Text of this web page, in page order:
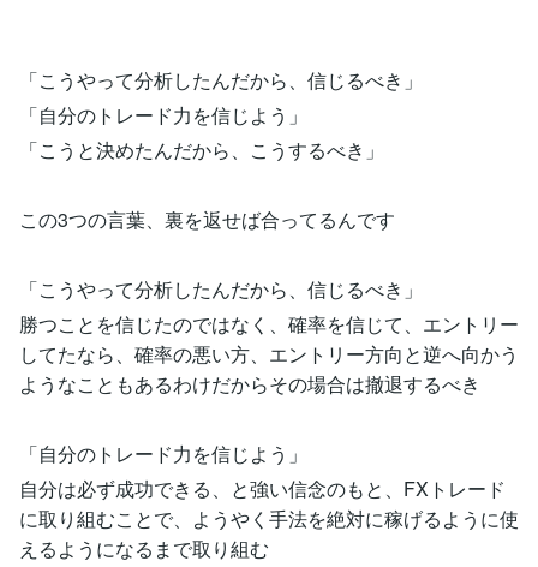
「こうやって分析したんだから、信じるべき」
「自分のトレード力を信じよう」
「こうと決めたんだから、こうするべき」
この3つの言葉、裏を返せば合ってるんです
「こうやって分析したんだから、信じるべき」
勝つことを信じたのではなく、確率を信じて、エントリー
してたなら、確率の悪い方、エントリー方向と逆へ向かう
ようなこともあるわけだからその場合は撤退するべき
「自分のトレード力を信じよう」
自分は必ず成功できる、と強い信念のもと、FXトレード
に取り組むことで、ようやく手法を絶対に稼げるように使
えるようになるまで取り組む